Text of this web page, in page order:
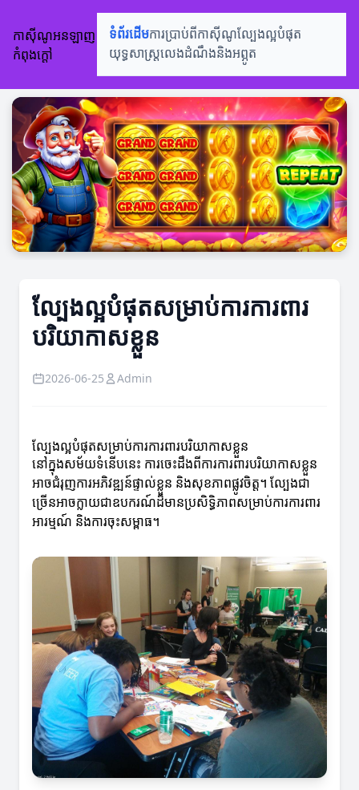
កាស៊ីណូអនឡាញ
កំពុងក្តៅ
ទំព័រដើមការប្រាប់ពីកាស៊ីណូល្បែងល្អបំផុត
យុទ្ធសាស្ត្រលេងដំណឹងនិងអព្ភូត
ល្បែងល្អបំផុតសម្រាប់ការការពារ
បរិយាកាសខ្លួន
2026-06-25 Admin
ល្បែងល្អបំផុតសម្រាប់ការការពារបរិយាកាសខ្លួន
នៅក្នុងសម័យទំនើបនេះ ការចេះដឹងពីការការពារបរិយាកាសខ្លួន
អាចជំរុញការអភិវឌ្ឍន៍ផ្ទាល់ខ្លួន និងសុខភាពផ្លូវចិត្ត។ ល្បែងជា
ច្រើនអាចក្លាយជាឧបករណ៍ដ៏មានប្រសិទ្ធិភាពសម្រាប់ការការពារ
អារម្មណ៍ និងការចុះសម្ពាធ។